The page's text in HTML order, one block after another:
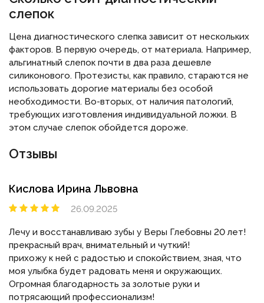
слепок
Цена диагностического слепка зависит от нескольких
факторов. В первую очередь, от материала. Например,
альгинатный слепок почти в два раза дешевле
силиконового. Протезисты, как правило, стараются не
использовать дорогие материалы без особой
необходимости. Во-вторых, от наличия патологий,
требующих изготовления индивидуальной ложки. В
этом случае слепок обойдется дороже.
Отзывы
Кислова Ирина Львовна
26.09.2025
Лечу и восстанавливаю зубы у Веры Глебовны 20 лет!
прекрасный врач, внимательный и чуткий!
прихожу к ней с радостью и спокойствием, зная, что
моя улыбка будет радовать меня и окружающих.
Огромная благодарность за золотые руки и
потрясающий профессионализм!